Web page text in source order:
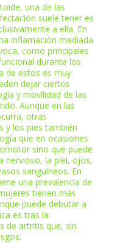
una de las
suele tener es
a ella. En
inflamación mediada
como principales
durante los
de estos es muy
dejar ciertos
y movilidad de las
Aunque en las
otras
y los pies también
que en ocasiones
sino que puede
nervioso, la piel, ojos,
sanguíneos. En
una prevalencia de
tienen más
puede debutar a
es tras la
de artritis que, sin